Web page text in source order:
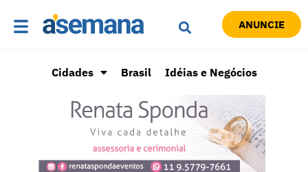
ANUNCIE
Cidades Brasil Idéias e Negócios